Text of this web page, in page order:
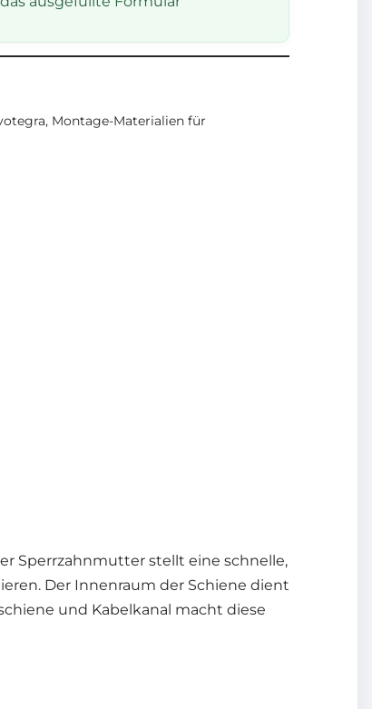
, Montage-Materialien für
Sperrzahnmutter stellt eine schnelle,
Der Innenraum der Schiene dient
und Kabelkanal macht diese